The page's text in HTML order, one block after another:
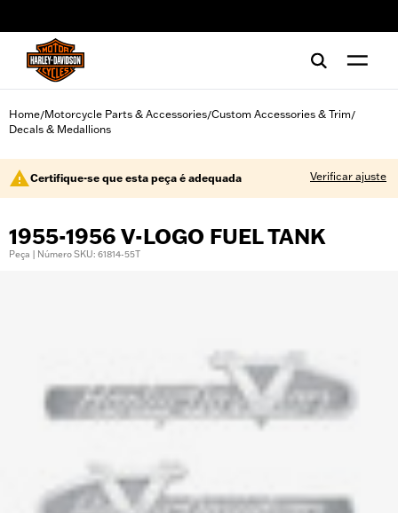
Home/Motorcycle Parts & Accessories/Custom Accessories & Trim/
Decals & Medallions
Certifique-se que esta peça é adequada Verificar ajuste
1955-1956 V-LOGO FUEL TANK
Peça | Número SKU: 61814-55T